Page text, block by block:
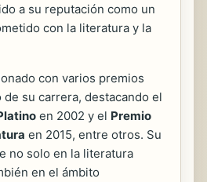
a su reputación como un
con la literatura y la
con varios premios
su carrera, destacando el
en 2002 y el Premio
en 2015, entre otros. Su
no solo en la literatura
en el ámbito